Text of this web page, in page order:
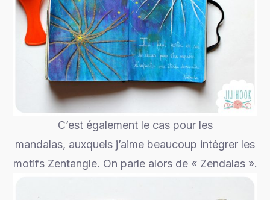
C’est également le cas pour les
mandalas, auxquels j’aime beaucoup intégrer les
motifs Zentangle. On parle alors de « Zendalas ».